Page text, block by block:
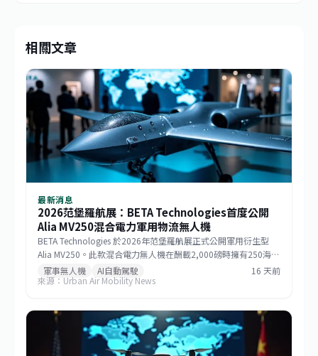
相關文章
最新消息
2026范堡羅航展：BETA Technologies首度公開
Alia MV250混合電力軍用物流無人機
BETA Technologies 於2026年范堡羅航展正式公開軍用衍生型
Alia MV250。此款混合電力無人機在酬載2,000磅時擁有250海里
戰術航程，若酬載減至1,000磅則任務半徑可達750海里，巡航速
度逾170節。該機整合GE Aerospace研發的渦輪發電機與
換任務模組。BETA強調，相較於傾轉旋翼機，MV250能以更低成
本提供更遠、更快的運補能力，滿足未來分散式作戰需求。
軍事無人機 AI自動駕駛
16 天前
來源：Urban Air Mobility News